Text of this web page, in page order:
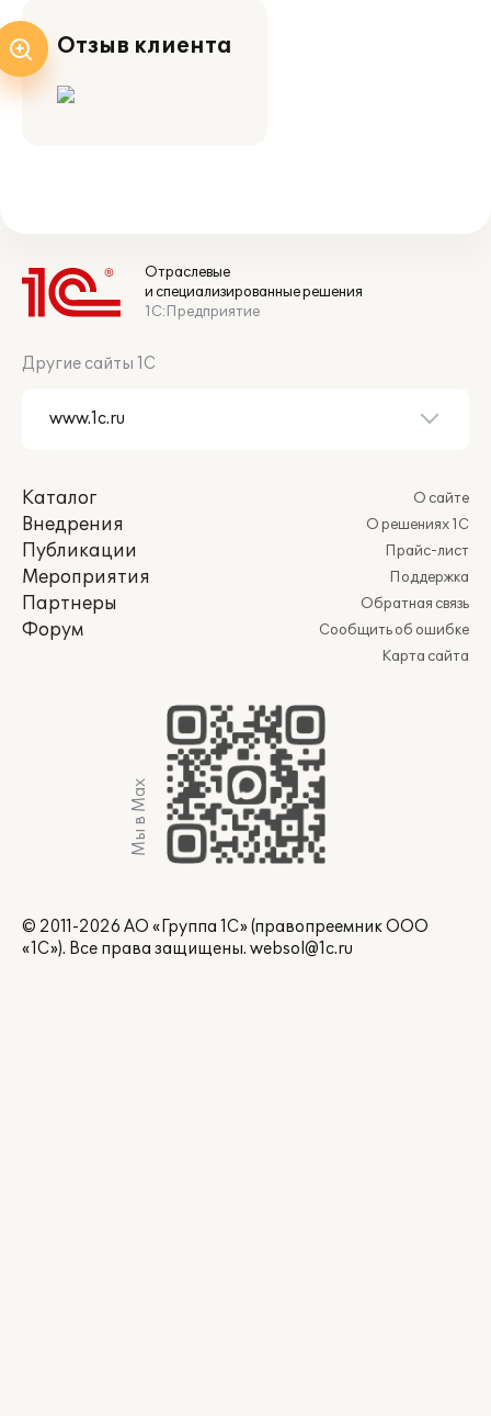
Отзыв клиента
Отраслевые
и специализированные решения
1С:Предприятие
Другие сайты 1С
Каталог
Внедрения
Публикации
Мероприятия
Партнеры
Форум
О сайте
О решениях 1С
Прайс-лист
Поддержка
Обратная связь
Сообщить об ошибке
Карта сайта
Мы в Max
© 2011-2026 АО «Группа 1С» (правопреемник ООО
«1С»). Все права защищены. websol@1c.ru